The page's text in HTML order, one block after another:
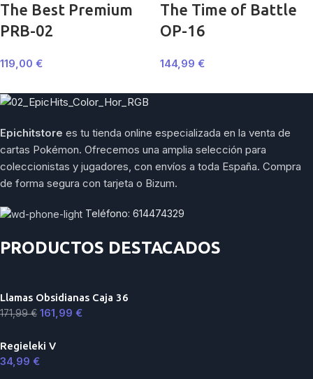
The Best Premium
PRB-02
119,00 €
The Time of Battle
OP-16
144,99 €
Epichitstore es tu tienda online especializada en la venta de
cartas Pokémon. Ofrecemos una amplia selección para
coleccionistas y jugadores, con envíos a toda España. Compra
de forma segura con tarjeta o Bizum.
Teléfono: 614474329
PRODUCTOS DESTACADOS
Llamas Obsidianas Caja 36
171,99€ 161,99 €
Regieleki V
34,99 €